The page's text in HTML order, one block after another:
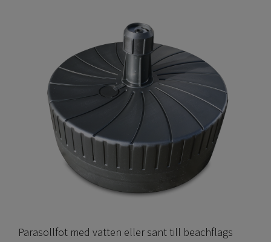
Parasollfot med vatten eller sant till beachflags